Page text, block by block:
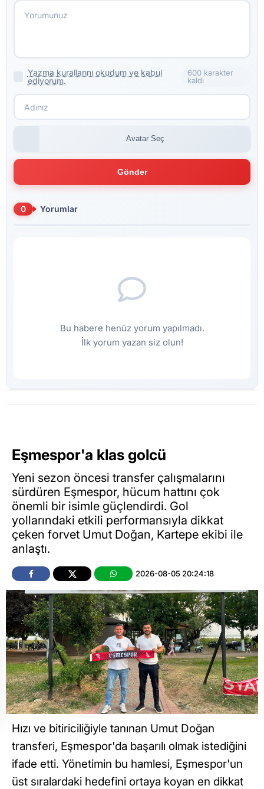
Yazma kurallarını okudum ve kabul
ediyorum.
600 karakter
kaldı
Avatar Seç
Gönder
0 Yorumlar
Bu habere henüz yorum yapılmadı.
İlk yorum yazan siz olun!
Eşmespor'a klas golcü
Yeni sezon öncesi transfer çalışmalarını
sürdüren Eşmespor, hücum hattını çok
önemli bir isimle güçlendirdi. Gol
yollarındaki etkili performansıyla dikkat
çeken forvet Umut Doğan, Kartepe ekibi ile
anlaştı.
2026-08-05 20:24:18
Hızı ve bitiriciliğiyle tanınan Umut Doğan
transferi, Eşmespor'da başarılı olmak istediğini
ifade etti. Yönetimin bu hamlesi, Eşmespor'un
üst sıralardaki hedefini ortaya koyan en dikkat